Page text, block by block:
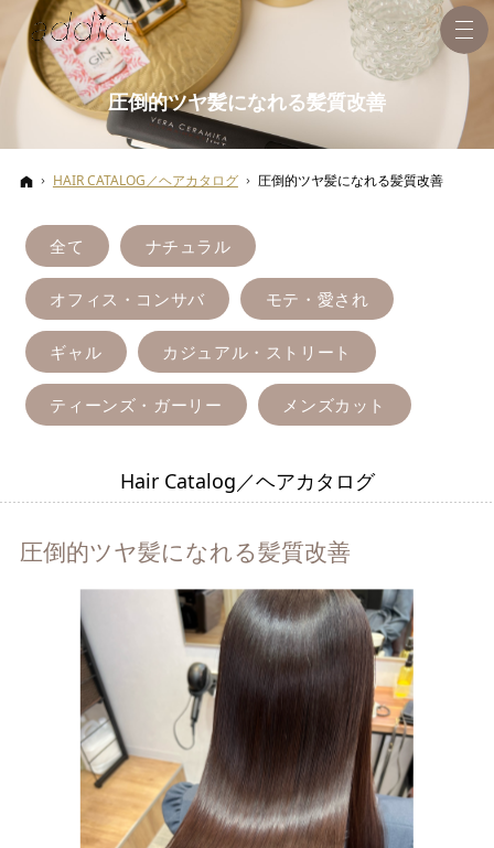
圧倒的ツヤ髪になれる髪質改善
ホーム
HAIR CATALOG／ヘアカタログ 圧倒的ツヤ髪になれる髪質改善
全て ナチュラル
オフィス・コンサバ モテ・愛され
ギャル カジュアル・ストリート
ティーンズ・ガーリー メンズカット
Hair Catalog／ヘアカタログ
圧倒的ツヤ髪になれる髪質改善